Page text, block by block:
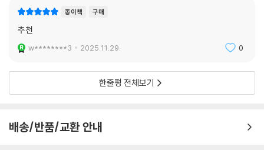
우리는 무엇인가에 관한 것이 아니라 성별들 사이의 관계에 만연한 다양한
로 한다. 성차 개념은 어떤 생물학적 본질주의가 아니고, 그 개념의 역사적
이고 판타즘적인 의미들도 심문의 대상이 되어야 한다.
젠더화되는 과정의 모든 단계에서, 삶으로 체험되는 몸과 그 몸을 이해하
체험되는 몸과 지배적인 사회 규범 사이의 간극은 결코 완전히 메워질 수
없다. 그렇기 때문에 출생시 지정된 성별을 행복하게 받아들이는 사람들조
람, 페미니스트, 게이·레즈비언인 사람, 이주민 등 자신이 원하는 모습과
방식으로 살아갈 권리를 박탈당하고 부당하게 공격받는 이들의 삶은 물론,
한다.
반젠더 이데올로기에 대한 비판을 명료하고 구체적이며 이해하기 쉬운 언
어로 전달한다는 점, 성차에 대한 신유물론과 페미니즘 과학기술연구의 성
해준다. 소외당하거나 배제되는 이 없이 모든 사람이 살 만한 세상을 만들
입었다는 허위 주장을 하며 공격을 벌이고 있다. 버틀러는 ‘과연 누가 누구
를 파괴하려 하는가?’라는 질문에 답함으로써 젠더 체계를 확장하는 것이
‘현상태를 유지하려는 사람들에게 해를 끼친다’는 왜곡된 주장을 해부한
다. 버틀러는 이러한 조작적인 논리를 뒤집어, 가해자들이 스스로 피해자
라고 주장하는 것이 반트랜스 정치의 핵심 요소임을 드러낸다. 유용하고
도움이 되며 희망을 주는 책이다.
버틀러의 저작 중 가장 접근하기 쉽다. 왜 점점 더 많은 사람이 독재 권력에
종이책 구매
추천
w********3 2025.11.29. 0
한줄평 전체보기
배송/반품/교환 안내